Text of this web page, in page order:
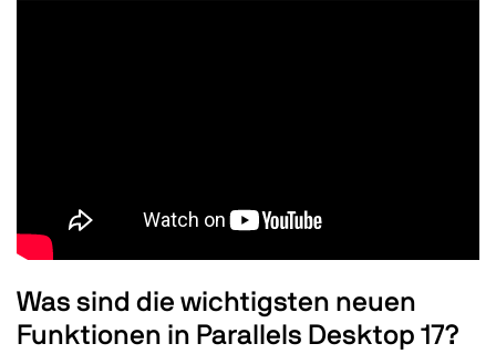
Text
Was sind die wichtigsten neuen
Funktionen in Parallels Desktop 17?